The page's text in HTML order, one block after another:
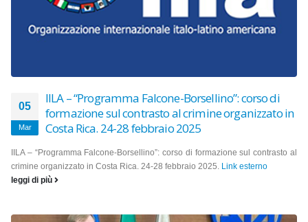
05
Mar
IILA – “Programma Falcone-Borsellino”: corso di
formazione sul contrasto al crimine organizzato in
Costa Rica. 24-28 febbraio 2025
IILA – “Programma Falcone-Borsellino”: corso di formazione sul contrasto al
crimine organizzato in Costa Rica. 24-28 febbraio 2025. Link esterno
leggi di più